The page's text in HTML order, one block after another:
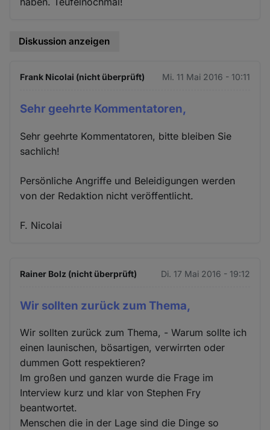
Diskussion anzeigen
Frank Nicolai (nicht überprüft) Mi. 11 Mai 2016 - 10:11
Sehr geehrte Kommentatoren,
Sehr geehrte Kommentatoren, bitte bleiben Sie
sachlich!
Persönliche Angriffe und Beleidigungen werden
von der Redaktion nicht veröffentlicht.
F. Nicolai
Rainer Bolz (nicht überprüft) Di. 17 Mai 2016 - 19:12
Wir sollten zurück zum Thema,
Wir sollten zurück zum Thema, - Warum sollte ich
einen launischen, bösartigen, verwirrten oder
dummen Gott respektieren?
Im großen und ganzen wurde die Frage im
Interview kurz und klar von Stephen Fry
beantwortet.
Menschen die in der Lage sind die Dinge so